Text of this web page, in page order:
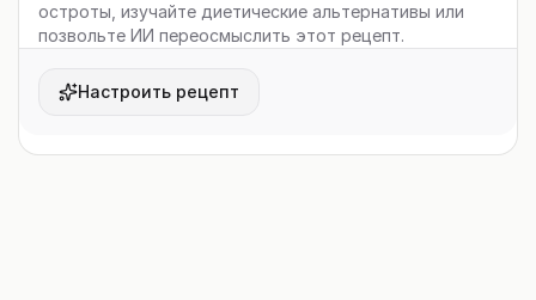
остроты, изучайте диетические альтернативы или
позвольте ИИ переосмыслить этот рецепт.
Настроить рецепт